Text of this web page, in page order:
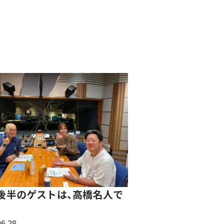
半のゲストは、高橋名人で